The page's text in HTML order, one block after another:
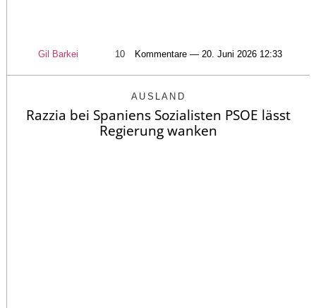
Gil Barkei 10 Kommentare — 20. Juni 2026 12:33
AUSLAND
Razzia bei Spaniens Sozialisten PSOE lässt
Regierung wanken